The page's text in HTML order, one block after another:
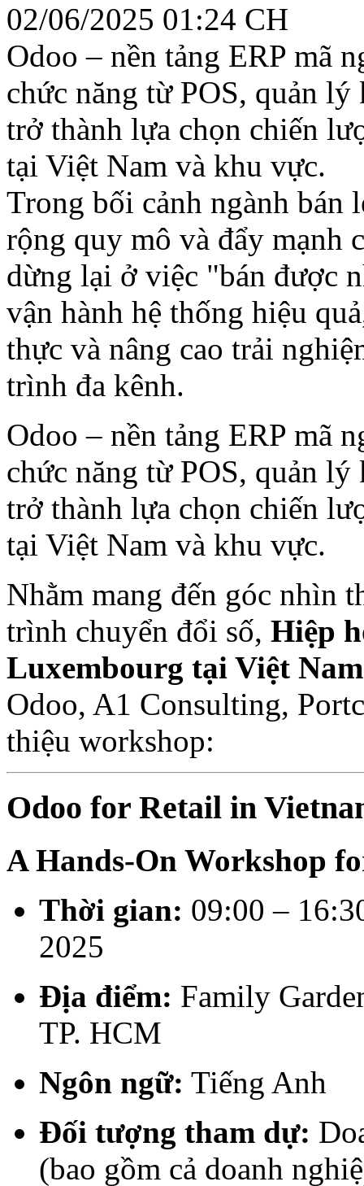
02/06/2025 01:24 CH
Odoo – nền tảng ERP mã
chức năng từ POS, quản
trở thành lựa chọn chiến
tại Việt Nam và khu vực.
Trong bối cảnh ngành bán
rộng quy mô và đẩy mạnh
dừng lại ở việc "bán được
vận hành hệ thống hiệu
thực và nâng cao trải
trình đa kênh.
Odoo – nền tảng ERP mã
chức năng từ POS, quản
trở thành lựa chọn chiến
tại Việt Nam và khu vực.
Nhằm mang đến góc nhìn
trình chuyển đổi số, Hiệp
Luxembourg tại Việt
Odoo, A1 Consulting,
thiệu workshop:
Odoo for Retail in
A Hands-On Workshop
Thời gian: 09:00 –
2025
Địa điểm: Family
TP. HCM
Ngôn ngữ: Tiếng Anh
Đối tượng tham dự:
(bao gồm cả doanh